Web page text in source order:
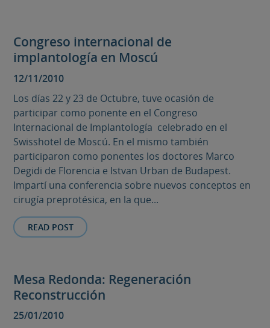
Congreso internacional de
implantología en Moscú
12/11/2010
Los días 22 y 23 de Octubre, tuve ocasión de
participar como ponente en el Congreso
Internacional de Implantología celebrado en el
Swisshotel de Moscú. En el mismo también
participaron como ponentes los doctores Marco
Degidi de Florencia e Istvan Urban de Budapest.
Impartí una conferencia sobre nuevos conceptos en
cirugía preprotésica, en la que...
READ POST
Mesa Redonda: Regeneración
Reconstrucción
25/01/2010